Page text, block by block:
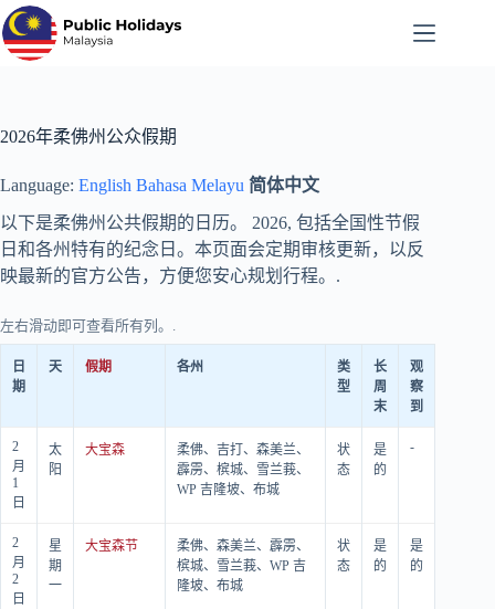
跳
至
2026年柔佛州公众假期
Language: English Bahasa Melayu 简体中文
以下是柔佛州公共假期的日历。 2026, 包括全国性节假
日和各州特有的纪念日。本页面会定期审核更新，以反
映最新的官方公告，方便您安心规划行程。.
左右滑动即可查看所有列。.
日
期
天 假期 各州
类
型
长
周
末
观
察
到
2
月
1
日
太
阳
大宝森
柔佛、吉打、森美兰、
霹雳、槟城、雪兰莪、
WP 吉隆坡、布城
状
态
是
的
-
2
月
2
日
星
期
一
大宝森节
柔佛、森美兰、霹雳、
槟城、雪兰莪、WP 吉
隆坡、布城
状
态
是
的
是
的